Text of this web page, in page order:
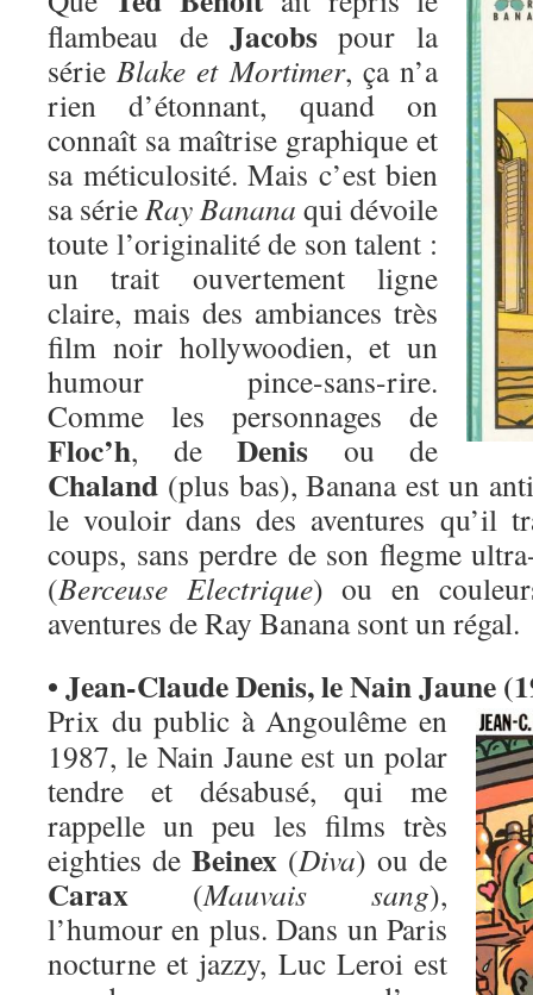
flambeau de Jacobspour la
sérieBlake et Mortimer, ça n’a
rien d’étonnant, quand on
connaît sa maîtrise graphique et
sa méticulosité. Mais c’est bien
sa sérieRay Banana qui dévoile
toute l’originalité de son talent :
un trait ouvertement ligne
claire, mais des ambiances très
film noir hollywoodien, et un
humour pince-sans-rire.
Comme les personnages de
Floc’h, de Denis ou de
Chaland (plus bas), Banana est un
le vouloir dans des aventures qu’il
coups, sans perdre de son flegme
(Berceuse Electrique) ou en
aventures de Ray Banana sont un régal.
• Jean-Claude Denis, le Nain Jaune
Prix du public à Angoulême en
1987, le Nain Jaune est un polar
tendre et désabusé, qui me
rappelle un peu les films très
eighties de Beinex (Diva) ou de
Carax (Mauvais sang),
l’humour en plus. Dans un Paris
nocturne et jazzy, Luc Leroi est